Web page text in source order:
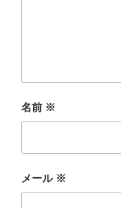
名前 ※
メール ※